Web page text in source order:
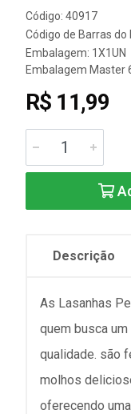
Código: 40917
Código de Barras
Embalagem: 1X1UN
Embalagem Master
R$ 11,99
Descrição
As Lasanhas
quem busca
qualidade. são
molhos
oferecendo